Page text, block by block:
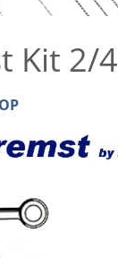
Kit 2/4